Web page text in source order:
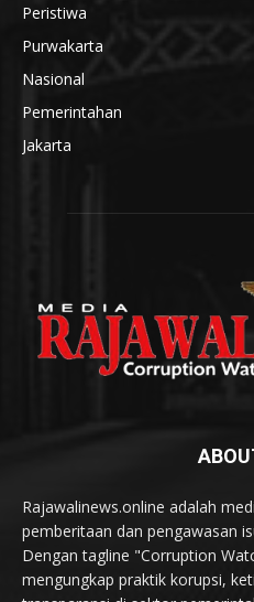
Peristiwa
Purwakarta
Nasional
Pemerintahan
Jakarta
Rajawalinews.online adalah
pemberitaan dan pengawasan
Dengan tagline "Corruption
mengungkap praktik korupsi,